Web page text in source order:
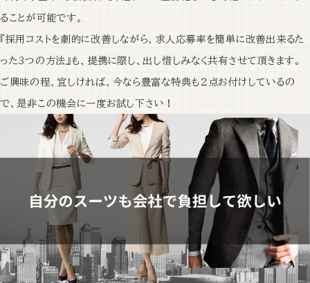
ることが可能です。
『採用コストを劇的に改善しながら、求人応募率を簡単に改善出来るた
った3つの方法』も、提携に際し、出し惜しみなく共有させて頂きます。
ご興味の程、宜しければ、今なら豊富な特典も2点お付けしているの
で、是非この機会に一度お試し下さい！